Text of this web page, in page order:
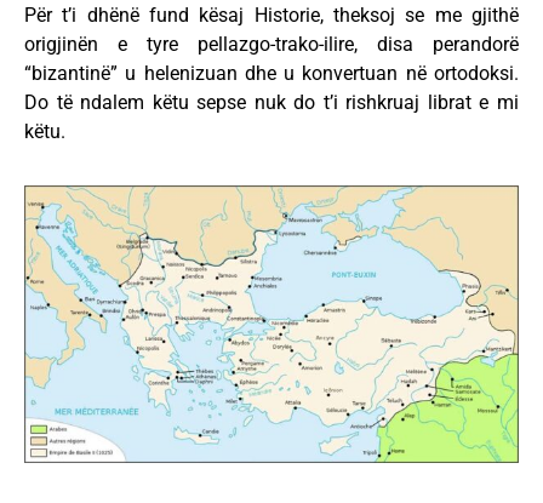
Për t’i dhënë fund kësaj Historie, theksoj se me gjithë
origjinën e tyre pellazgo-trako-ilire, disa perandorë
“bizantinë” u helenizuan dhe u konvertuan në ortodoksi.
Do të ndalem këtu sepse nuk do t’i rishkruaj librat e mi
këtu.